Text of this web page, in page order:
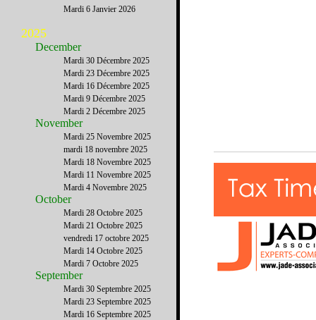
Mardi 6 Janvier 2026
2025
December
Mardi 30 Décembre 2025
Mardi 23 Décembre 2025
Mardi 16 Décembre 2025
Mardi 9 Décembre 2025
Mardi 2 Décembre 2025
November
Mardi 25 Novembre 2025
mardi 18 novembre 2025
Mardi 18 Novembre 2025
Mardi 11 Novembre 2025
Mardi 4 Novembre 2025
October
Mardi 28 Octobre 2025
Mardi 21 Octobre 2025
vendredi 17 octobre 2025
Mardi 14 Octobre 2025
Mardi 7 Octobre 2025
September
Mardi 30 Septembre 2025
Mardi 23 Septembre 2025
Mardi 16 Septembre 2025